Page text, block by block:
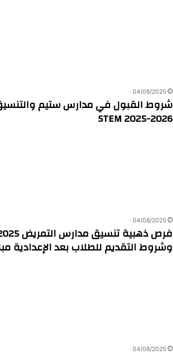
04/08/2025
شروط القبول في مدارس ستيم والتنسيق
STEM 2025-2026
04/08/2025
وشروط التقديم للطلاب بعد الإعدادية
04/08/2025